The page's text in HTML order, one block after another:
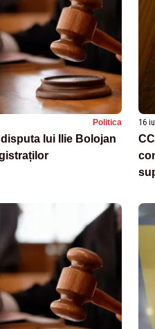
Politica
lui Ilie Bolojan
16